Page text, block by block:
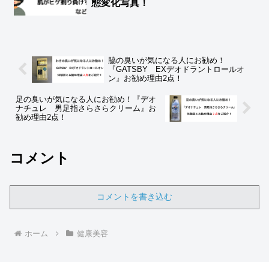
態変化写真！
脇の臭いが気になる人にお勧め！
『GATSBY EXデオドラントロールオ
ン』お勧め理由2点！
足の臭いが気になる人にお勧め！『デオ
ナチュレ 男足指さらさらクリーム』お
勧め理由2点！
コメント
コメントを書き込む
ホーム 健康美容